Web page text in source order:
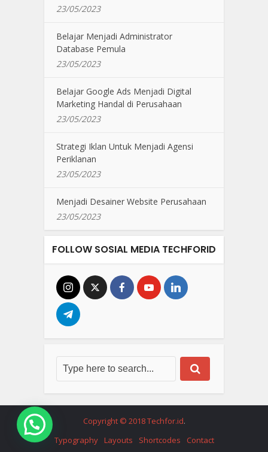
23/05/2023
Belajar Menjadi Administrator
Database Pemula
23/05/2023
Belajar Google Ads Menjadi Digital
Marketing Handal di Perusahaan
23/05/2023
Strategi Iklan Untuk Menjadi Agensi
Periklanan
23/05/2023
Menjadi Desainer Website Perusahaan
23/05/2023
FOLLOW SOSIAL MEDIA TECHFORID
Copyright © 2018 Techfor.id.
Typography Layouts Shortcodes Contact